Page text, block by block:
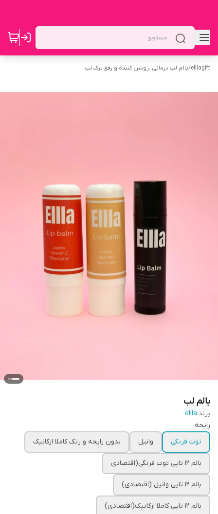
elllagift
/بالم لب درمانی ،روشن کننده و رفع ترک لب
بالم لب
برند:ellla
رایحه
توت فرنگی
وانیل بدون رایحه و رنگ کاملا ارگانیک
بالم ۱۲ تایی توت فرنگی(اقتصادی
بالم ۱۲ تایی وانیل (اقتصادی)
بالم ۱۲ تایی کاملا ارگانیک(اقتصادی)